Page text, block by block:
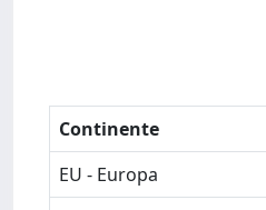
Continente
EU - Europa